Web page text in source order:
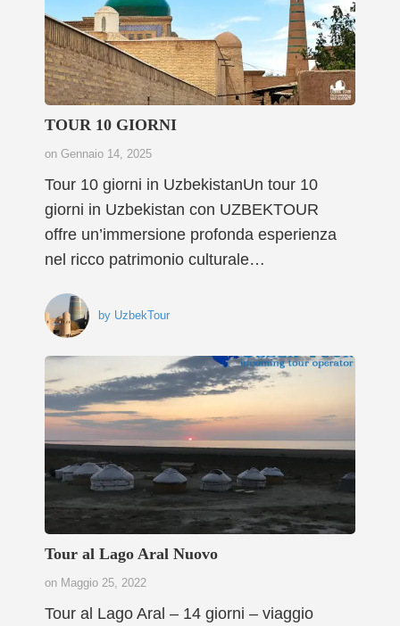
TOUR 10 GIORNI
onGennaio 14, 2025
Tour 10 giorni in UzbekistanUn tour 10
giorni in Uzbekistan con UZBEKTOUR
offre un’immersione profonda esperienza
nel ricco patrimonio culturale…
by UzbekTour
Tour al Lago Aral Nuovo
on Maggio 25, 2022
Tour al Lago Aral – 14 giorni – viaggio